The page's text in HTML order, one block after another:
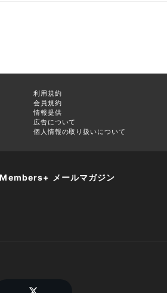
利用規約
会員規約
情報提供
広告について
個人情報の取り扱いについて
メールマガジン